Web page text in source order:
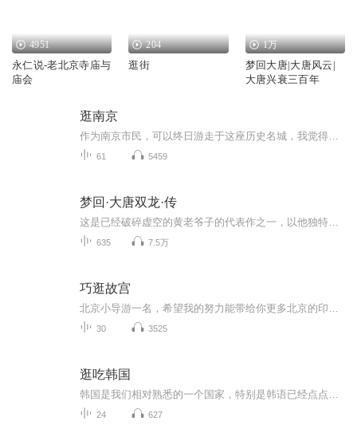
4951
永仁说-老北京寺庙与
庙会
204
逛街
1万
梦回大唐|大唐风云|
大唐兴衰三百年
逛南京
61 5459
梦回·大唐双龙·传
635 7.5万
巧逛故宫
30 3525
逛吃韩国
24 627